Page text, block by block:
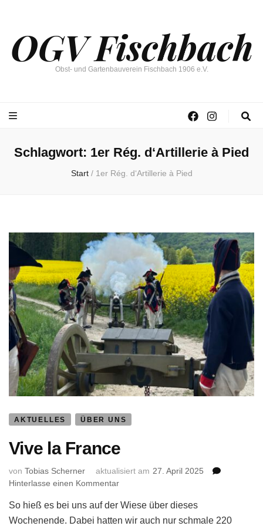
OGV Fischbach
Obst- und Gartenbauverein Fischbach 1906 e.V.
Schlagwort: 1er Rég. d‘Artillerie à Pied
Start / 1er Rég. d‘Artillerie à Pied
AKTUELLES ÜBER UNS
Vive la France
von Tobias Scherner aktualisiert am 27. April 2025
Hinterlasse einen Kommentarzu
la
France
So hieß es bei uns auf der Wiese über dieses
Wochenende. Dabei hatten wir auch nur schmale 220